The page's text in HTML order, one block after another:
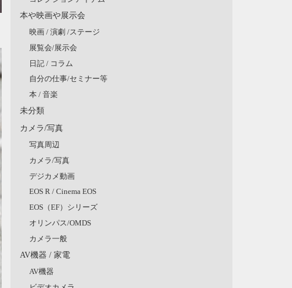
本や映画や展示会
映画 / 演劇 /ステージ
展覧会/展示会
日記 / コラム
自分の仕事/セミナー等
本 / 音楽
未分類
カメラ/写真
写真周辺
カメラ/写真
デジカメ動画
EOS R / Cinema EOS
EOS（EF）シリーズ
オリンパス/OMDS
カメラ一般
AV機器 / 家電
AV機器